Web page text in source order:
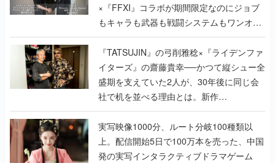
×『FFXI』コラボが期間限定なのにジョブ
もキャラも武器も戦闘システムもワンオフ
で作り込まれた理由を両ディレクターに聞
く
『TATSUJIN』の弓削雅稔×『ライデンファ
イターズ』の齋藤貴幸──かつて縦シュー全
盛期を支えていた2人が、30年後に同じ会
社で机を並べる理由とは。新作
『TATSUJIN EXTREME』で初タッグを組
んだレジェンド2人に訊く開発秘話
実写映像1000分、ルート分岐100種類以
上。配信開始5日で100万本を売った、中国
発の実写インタラクティブドラマゲーム